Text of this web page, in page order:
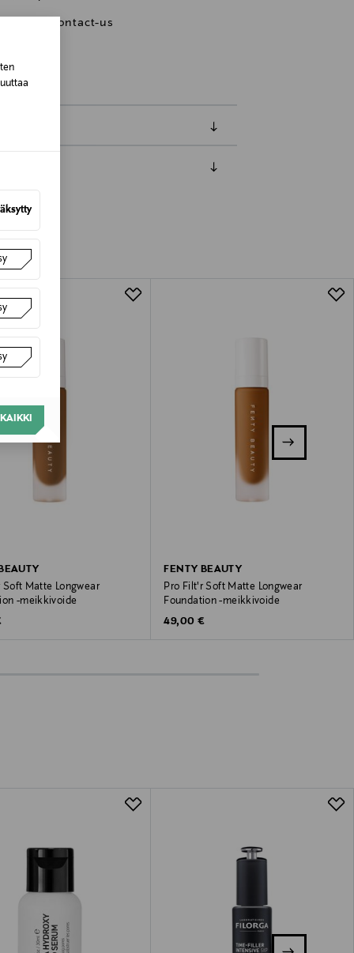
pages/contact-us
koosta riippuen
valittuun osoitteeseen.
tuotteen vastaanottamisesta.
tuotteen sinetin tulee olla ehjä.
Soft Matte Longwear
-meikkivoide
FENTY BEAUTY
Pro Filt'r Soft Matte Longwear
Foundation -meikkivoide
Original Price
49,00 €